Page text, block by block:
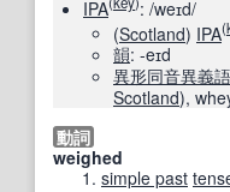
IPA
: /weɪd/
(Scotland) IPA(
韻: -eɪd
異形同音異義語
Scotland),
動詞
weighed
simple past